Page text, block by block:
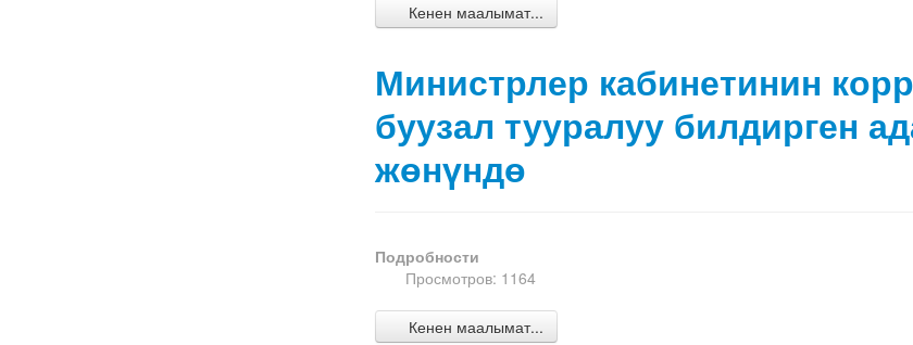
Кенен маалымат...
Министрлер кабинетинин
буузал тууралуу билдирген
жөнүндө
Подробности
Просмотров: 1164
Кенен маалымат...